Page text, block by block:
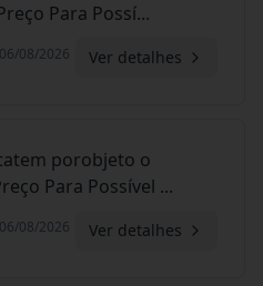
Para Possí...
06/08/2026 Ver detalhes
porobjeto o
Para Possível ...
06/08/2026 Ver detalhes